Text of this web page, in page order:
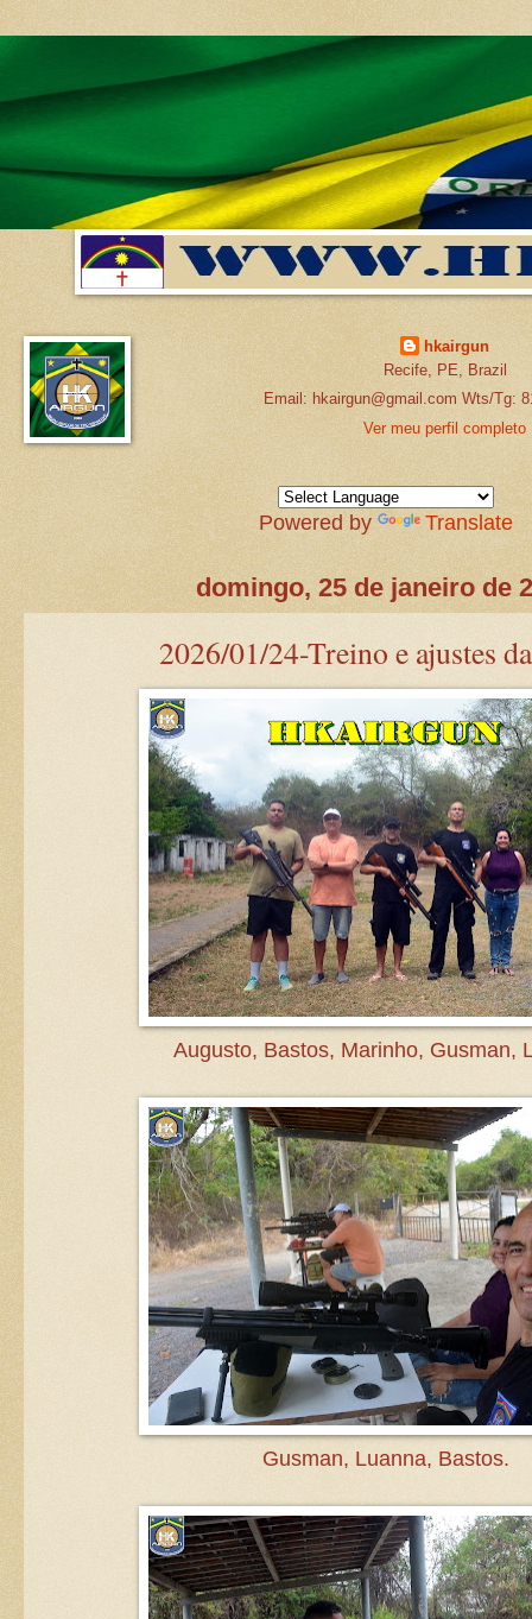
hkairgun
Recife, PE, Brazil
Email: hkairgun@gmail.com Wts/Tg:
Ver meu perfil completo
Powered by Translate
domingo, 25 de janeiro de
2026/01/24-Treino e ajustes
Augusto, Bastos, Marinho, Gusman,
Gusman, Luanna, Bastos.